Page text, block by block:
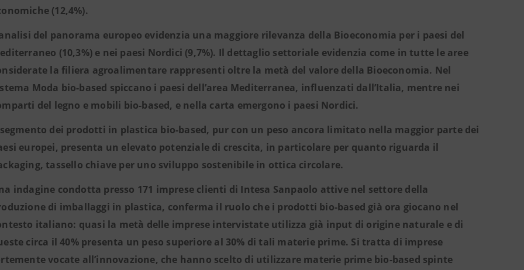
(12,4%).
del panorama europeo evidenzia una maggiore rilevanza della Bioeconomia per i paesi del
(10,3%) e nei paesi Nordici (9,7%). Il dettaglio settoriale evidenzia come in tutte le aree
la filiera agroalimentare rappresenti oltre la metà del valore della Bioeconomia. Nel
Moda bio-based spiccano i paesi dell’area Mediterranea, influenzati dall’Italia, mentre nei
del legno e mobili bio-based, e nella carta emergono i paesi Nordici.
dei prodotti in plastica bio-based, pur con un peso ancora limitato nella maggior parte dei
europei, presenta un elevato potenziale di crescita, in particolare per quanto riguarda il
tassello chiave per uno sviluppo sostenibile in ottica circolare.
indagine condotta presso 171 imprese clienti di Intesa Sanpaolo attive nel settore della
di imballaggi in plastica, conferma il ruolo che i prodotti bio-based già ora giocano nel
italiano: quasi la metà delle imprese intervistate utilizza già input di origine naturale e di
circa il 40% presenta un peso superiore al 30% di tali materie prime. Si tratta di imprese
vocate all’innovazione, che hanno scelto di utilizzare materie prime bio-based spinte